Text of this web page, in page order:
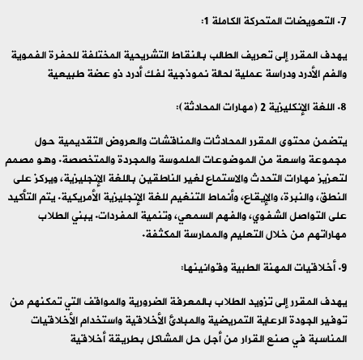
التعويضات المتحركة الكاملة 1:
يهدف المقرر إلى تعريف الطالب بالنقاط التشريحية المختلفة للحفرة الفموية
والفم الأدرد ودراسة عملية لحالة نموذجية لفك أدرد ذو عضة طبيعية
اللغة الإنكليزية 2 (مهارات المحادثة):
يتضمن محتوى المقرر المحادثات والمناقشات والعروض التقديمية حول
مجموعة واسعة من الموضوعات الملموسة والمجردة والمتخصصة. وهو مصمم
لتعزيز مهارات التحدث والاستماع لغير الناطقين باللغة الإنجليزية، ويركز على
النطق، والنبرة، والإيقاع، وأنماط التنغيم للغة الإنجليزية الأمريكية. يتم التأكيد
على التواصل الشفوي، والفهم السمعي، وتنمية المفردات. يبني الطلاب
مهاراتهم من خلال التعليم والممارسة المكثفة.
أخلاقيات المهنة الطبية وقوانينها:
يهدف المقرر إلى تزويد الطلاب بالمعرفة الضرورية والمواقف التي تمكنهم من
توفير الجودة الرعاية التمريضية والمبادئ الأخلاقية واستخدام الأخلاقيات
المناسبة في صنع القرار من أجل حل المشاكل بطريقة أخلاقية